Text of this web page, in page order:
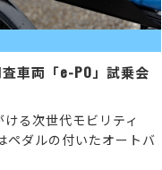
車両「e-PO」試乗会
ける次世代モビリティ
ペダルの付いたオートバ